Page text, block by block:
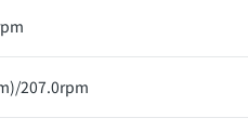
207.0rpm